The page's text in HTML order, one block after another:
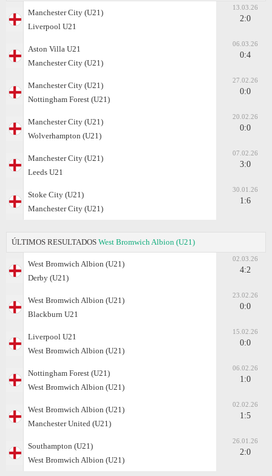
Manchester City (U21)
Liverpool U21
13.03.26
2:0
Aston Villa U21
Manchester City (U21)
06.03.26
0:4
Manchester City (U21)
Nottingham Forest (U21)
27.02.26
0:0
Manchester City (U21)
Wolverhampton (U21)
20.02.26
0:0
Manchester City (U21)
Leeds U21
07.02.26
3:0
Stoke City (U21)
Manchester City (U21)
30.01.26
1:6
ÚLTIMOS RESULTADOS West Bromwich Albion (U21)
West Bromwich Albion (U21)
Derby (U21)
02.03.26
4:2
West Bromwich Albion (U21)
Blackburn U21
23.02.26
0:0
Liverpool U21
West Bromwich Albion (U21)
15.02.26
0:0
Nottingham Forest (U21)
West Bromwich Albion (U21)
06.02.26
1:0
West Bromwich Albion (U21)
Manchester United (U21)
02.02.26
1:5
Southampton (U21)
West Bromwich Albion (U21)
26.01.26
2:0